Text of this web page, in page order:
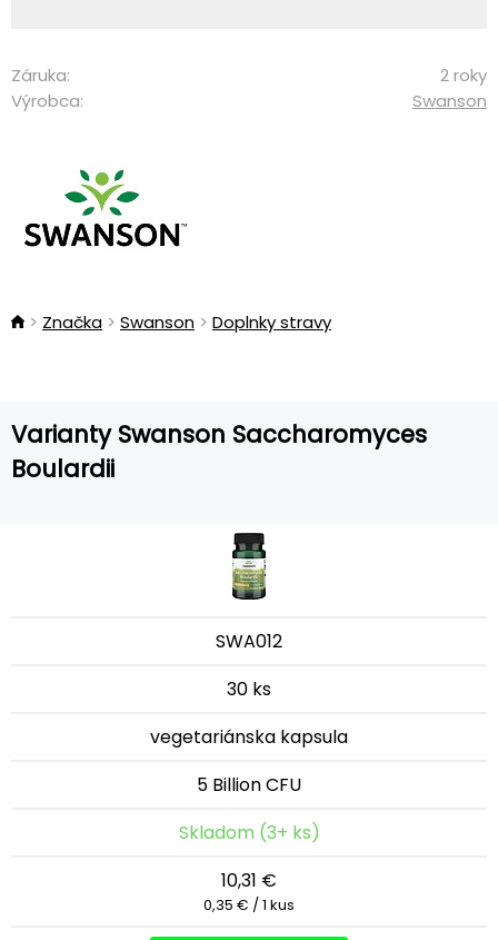
Záruka:
2 roky
Výrobca:
Swanson
Značka Swanson Doplnky stravy
Varianty Swanson Saccharomyces
Boulardii
SWA012
30 ks
vegetariánska kapsula
5 Billion CFU
Skladom (3+ ks)
10,31 €
0,35 € / 1 kus